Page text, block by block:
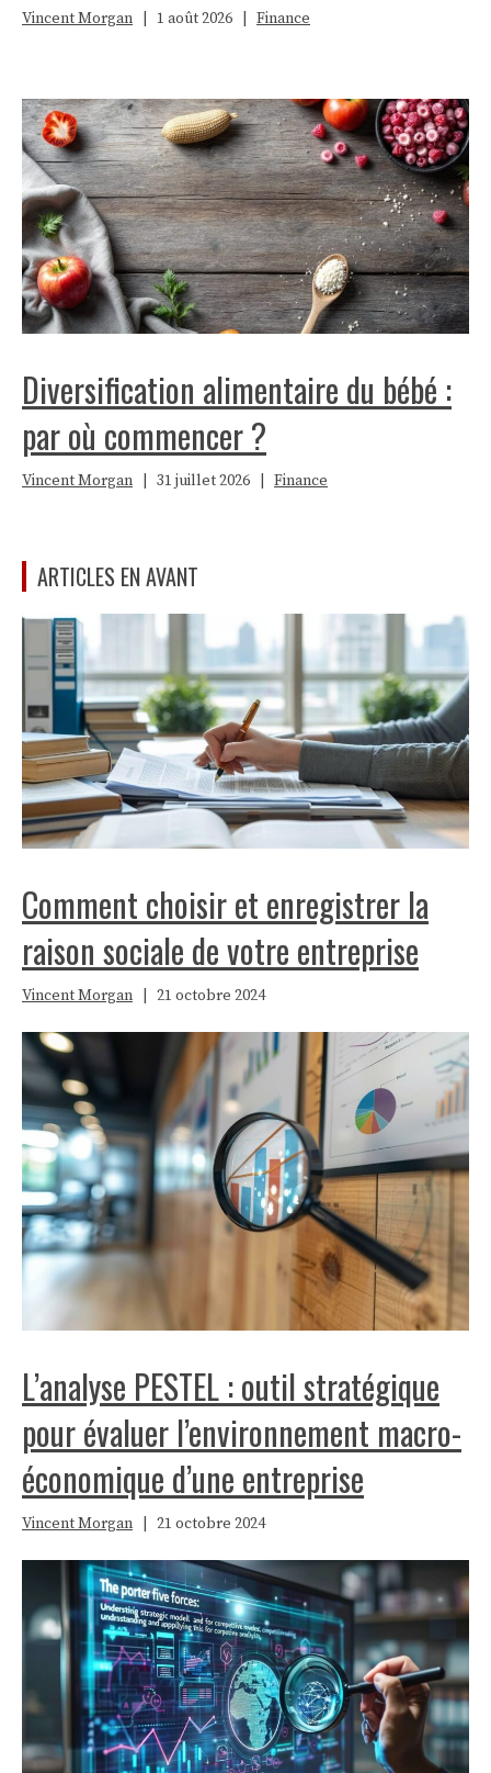
Vincent Morgan 1 août 2026 Finance
Diversification alimentaire du bébé :
par où commencer ?
Vincent Morgan 31 juillet 2026 Finance
ARTICLES EN AVANT
Comment choisir et enregistrer la
raison sociale de votre entreprise
Vincent Morgan 21 octobre 2024
L’analyse PESTEL : outil stratégique
pour évaluer l’environnement macro-
économique d’une entreprise
Vincent Morgan 21 octobre 2024